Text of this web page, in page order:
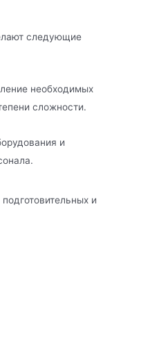
следующие
необходимых
сложности.
и
и